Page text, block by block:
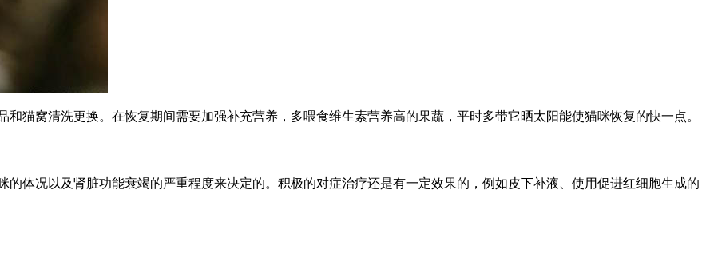
猫窝清洗更换。在恢复期间需要加强补充营养，多喂食维生素营养高的果蔬，平时多带它晒太阳能使猫咪恢复的快一点。
体况以及肾脏功能衰竭的严重程度来决定的。积极的对症治疗还是有一定效果的，例如皮下补液、使用促进红细胞生成的